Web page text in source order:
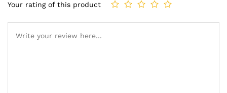
Your rating of this product